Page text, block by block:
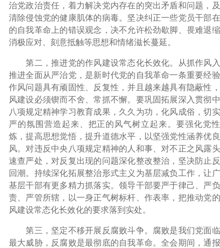
治党政治责任，着力解决党内存在的突出矛盾和问题，
清除侵蚀党的健康肌体的病毒。坚决纠正一些党员干部
的自我革命上的错误观念，决不允许松劲歇脚、畏难退
消极应对、刻意抵触等思想和情绪滋长蔓延。
第二，推进党的作风建设常态化长效化。从抓作风
推进全面从严治党，是新时代党的自我革命一条重要经
作风问题具有顽固性、反复性，并且越来越具有隐蔽性
风建设必须锲而不舍、常抓不懈。要巩固拓展深入贯彻
八项规定精神学习教育成果，久久为功，化风成俗，切
严的氛围营造起来、把正的风气树立起来。要强化党
炼，提高思想觉悟，提升道德水平，以坚强党性涵养优
风。对违反中央八项规定精神的人和事、对不正之风露
速查严处，对反复出现的问题深化整改整治，坚决防止
回潮。持续深化拓展整治形式主义为基层减负工作，让
基层干部有更多精力抓落实。领导干部要严于律己、严
责、严管所辖，以一身正气树标杆、作表率，把推动党
风建设常态化长效化的要求落到实处。
第三，坚定不移开展反腐败斗争。腐败是我们党面
最大威胁，反腐败是最彻底的自我革命。全会期间，通